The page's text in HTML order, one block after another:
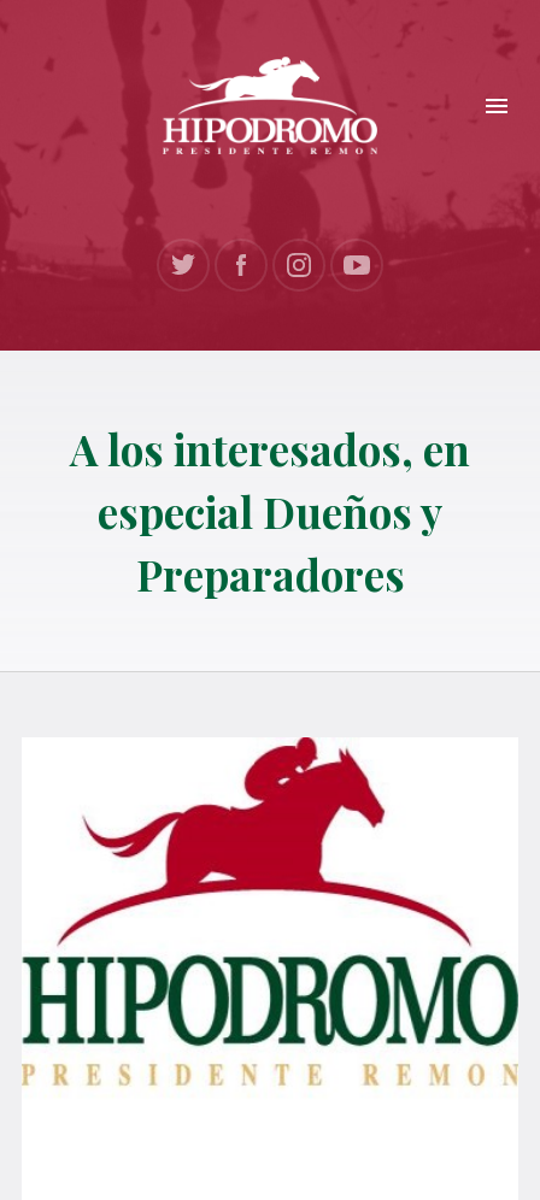
A los interesados, en
especial Dueños y
Preparadores